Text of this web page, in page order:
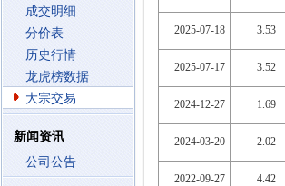
成交明细
分价表
历史行情
龙虎榜数据
大宗交易
新闻资讯
公司公告
2025-07-18 3.53
2025-07-17 3.52
2024-12-27 1.69
2024-03-20 2.02
2022-09-27 4.42